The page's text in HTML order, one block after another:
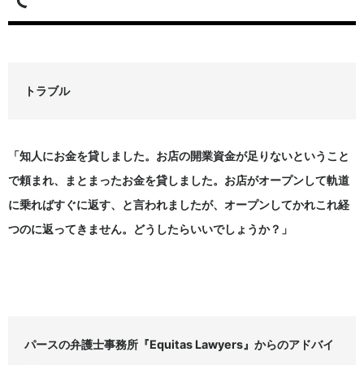
トラブル
「知人にお金を貸しました。お店の開業資金が足りないということ
で頼まれ、まとまったお金を貸しました。お店がオープンして軌道
に乗ればすぐに返す、と言われましたが、オープンしてかれこれ経
つのに返ってきません。どうしたらいいでしょうか？」
パースの弁護士事務所『Equitas Lawyers』からのアドバイ